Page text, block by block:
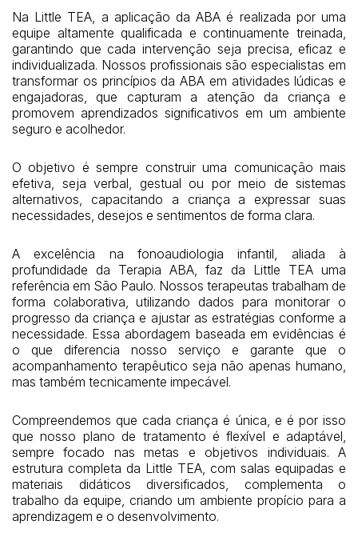
Na Little TEA, a aplicação da ABA é realizada por uma
equipe altamente qualificada e continuamente treinada,
garantindo que cada intervenção seja precisa, eficaz e
individualizada. Nossos profissionais são especialistas em
transformar os princípios da ABA em atividades lúdicas e
engajadoras, que capturam a atenção da criança e
promovem aprendizados significativos em um ambiente
seguro e acolhedor.
O objetivo é sempre construir uma comunicação mais
efetiva, seja verbal, gestual ou por meio de sistemas
alternativos, capacitando a criança a expressar suas
necessidades, desejos e sentimentos de forma clara.
A excelência na fonoaudiologia infantil, aliada à
profundidade da Terapia ABA, faz da Little TEA uma
referência em São Paulo. Nossos terapeutas trabalham de
forma colaborativa, utilizando dados para monitorar o
progresso da criança e ajustar as estratégias conforme a
necessidade. Essa abordagem baseada em evidências é
o que diferencia nosso serviço e garante que o
acompanhamento terapêutico seja não apenas humano,
mas também tecnicamente impecável.
Compreendemos que cada criança é única, e é por isso
que nosso plano de tratamento é flexível e adaptável,
sempre focado nas metas e objetivos individuais. A
estrutura completa da Little TEA, com salas equipadas e
materiais didáticos diversificados, complementa o
trabalho da equipe, criando um ambiente propício para a
aprendizagem e o desenvolvimento.